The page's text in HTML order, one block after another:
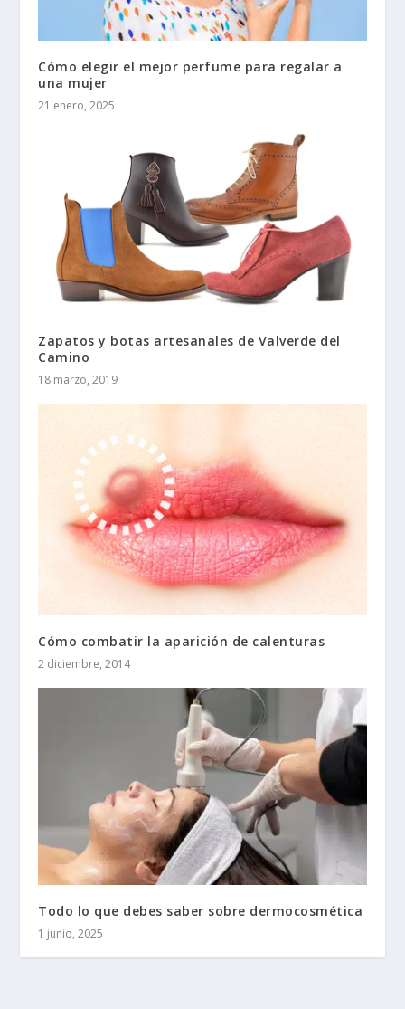
Cómo elegir el mejor perfume para regalar a
una mujer
21 enero, 2025
Zapatos y botas artesanales de Valverde del
Camino
18 marzo, 2019
Cómo combatir la aparición de calenturas
2 diciembre, 2014
Todo lo que debes saber sobre dermocosmética
1 junio, 2025